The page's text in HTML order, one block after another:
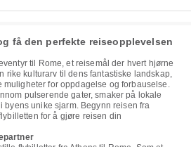
få den perfekte reiseopplevelsen
til Rome, et reisemål der hvert hjørne
rike kulturarv til dens fantastiske landskap,
muligheter for oppdagelse og forbauselse.
pulserende gater, smaker på lokale
byens unike sjarm. Begynn reisen fra
for å gjøre reisen din